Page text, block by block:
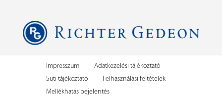
Impresszum
Adatkezelési tájékoztató
Süti tájékoztató
Felhasználási feltételek
Mellékhatás bejelentés